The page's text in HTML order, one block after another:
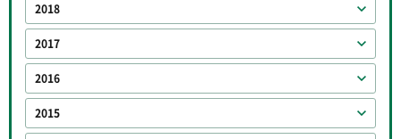
2018
2017
2016
2015